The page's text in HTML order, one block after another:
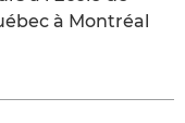
à Montréal